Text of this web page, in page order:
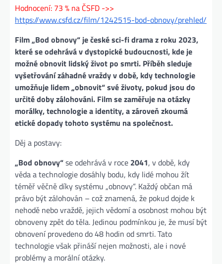
Hodnocení: 73 % na ČSFD ->>
https://www.csfd.cz/film/1242515-bod-obnovy/prehled/
Film „Bod obnovy“ je české sci-fi drama z roku 2023,
které se odehrává v dystopické budoucnosti, kde je
možné obnovit lidský život po smrti. Příběh sleduje
vyšetřování záhadné vraždy v době, kdy technologie
umožňuje lidem „obnovit“ své životy, pokud jsou do
určité doby zálohováni. Film se zaměřuje na otázky
morálky, technologie a identity, a zároveň zkoumá
etické dopady tohoto systému na společnost.
Děj a postavy:
„Bod obnovy“se odehrává v roce 2041, v době, kdy
věda a technologie dosáhly bodu, kdy lidé mohou žít
téměř věčně díky systému „obnovy“. Každý občan má
právo být zálohován – což znamená, že pokud dojde k
nehodě nebo vraždě, jejich vědomí a osobnost mohou být
obnoveny zpět do těla. Jedinou podmínkou je, že musí být
obnovení provedeno do 48 hodin od smrti. Tato
technologie však přináší nejen možnosti, ale i nové
problémy a morální otázky.